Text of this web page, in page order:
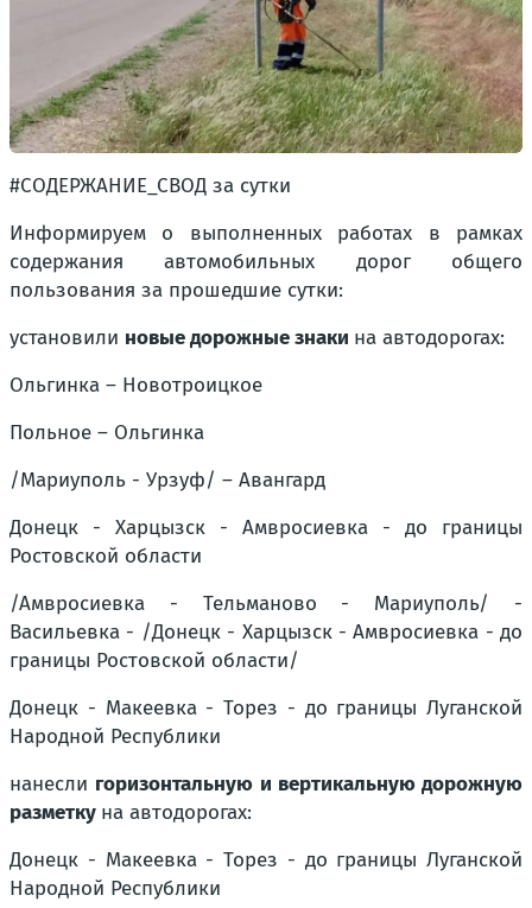
#СОДЕРЖАНИЕ_СВОД за сутки
Информируем о выполненных работах в рамках
содержания автомобильных дорог общего
пользования за прошедшие сутки:
установили новые дорожные знаки на автодорогах:
Ольгинка – Новотроицкое
Польное – Ольгинка
/Мариуполь - Урзуф/ – Авангард
Донецк - Харцызск - Амвросиевка - до границы
Ростовской области
/Амвросиевка - Тельманово - Мариуполь/ -
Васильевка - /Донецк - Харцызск - Амвросиевка - до
границы Ростовской области/
Донецк - Макеевка - Торез - до границы Луганской
Народной Республики
нанесли горизонтальную и вертикальную дорожную
разметку на автодорогах:
Донецк - Макеевка - Торез - до границы Луганской
Народной Республики